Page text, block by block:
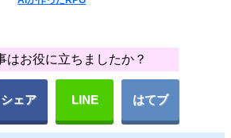
はお役に立ちましたか？
シェア LINE はてブ